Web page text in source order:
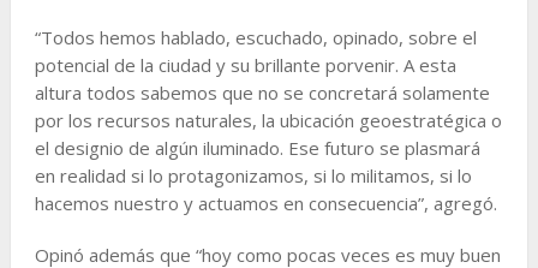
“Todos hemos hablado, escuchado, opinado, sobre el
potencial de la ciudad y su brillante porvenir. A esta
altura todos sabemos que no se concretará solamente
por los recursos naturales, la ubicación geoestratégica o
el designio de algún iluminado. Ese futuro se plasmará
en realidad si lo protagonizamos, si lo militamos, si lo
hacemos nuestro y actuamos en consecuencia”, agregó.
Opinó además que “hoy como pocas veces es muy buen